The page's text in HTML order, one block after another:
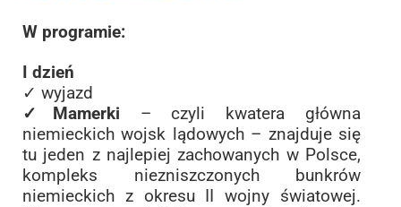
W programie:
I dzień
✓ wyjazd
✓Mamerki – czyli kwatera główna
niemieckich wojsk lądowych – znajduje się
tu jeden z najlepiej zachowanych w Polsce,
kompleks niezniszczonych bunkrów
niemieckich z okresu II wojny światowej.